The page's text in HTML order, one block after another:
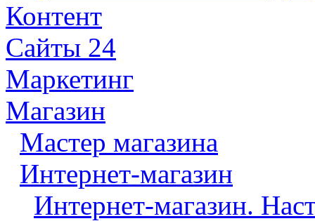
Контент
Сайты 24
Маркетинг
Магазин
Мастер магазина
Интернет-магазин
Интернет-магазин.